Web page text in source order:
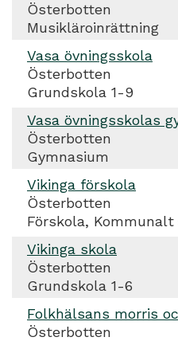
Österbotten
Musikläroinrättning
Vasa övningsskola
Österbotten
Grundskola 1-9
Vasa övningsskolas
Österbotten
Gymnasium
Vikinga förskola
Österbotten
Förskola, Kommunalt
Vikinga skola
Österbotten
Grundskola 1-6
Folkhälsans morris
Österbotten